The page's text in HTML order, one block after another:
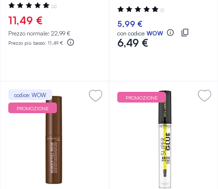
Valutazione:
100%
(4)
11,49 €
Prezzo normale: 22,99 €
Prezzo più basso: 11,49 €
Valutazione:
100%
(1)
5,99 €
con codice WOW
6,49 €
codice: WOW
PROMOZIONE
PROMOZIONE